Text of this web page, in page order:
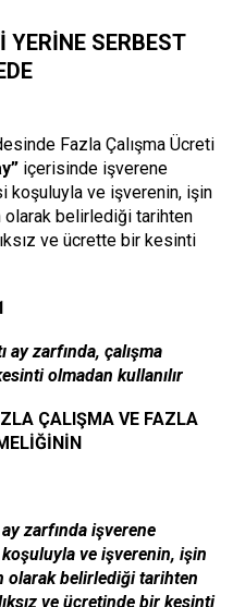
SERBEST
Fazla Çalışma Ücreti
içerisinde işverene
koşuluyla ve işverenin, işin
belirlediği tarihten
ve ücrette bir kesinti
ay zarfında, çalışma
olmadan kullanılır
ÇALIŞMA VE FAZLA
zarfında işverene
ve işverenin, işin
olarak belirlediği tarihten
ve ücretinde bir kesinti